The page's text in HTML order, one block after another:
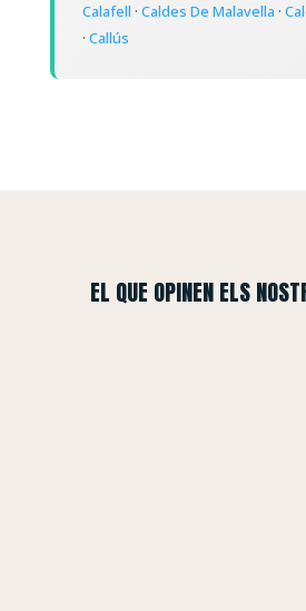
Calafell · Caldes De Malavella ·
· Callús
EL QUE OPINEN ELS